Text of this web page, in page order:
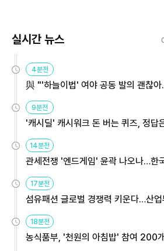
실시간 뉴스
4분전
與 "'하늘이법' 여야 공동 발의 괜찮
9분전
'캐시딜' 캐시워크 돈 버는 퀴즈, 정답
14분전
관세전쟁 '엔드게임' 윤곽 나오나…한
17분전
섬유패션 글로벌 경쟁력 키운다…산
18분전
농식품부, '천원의 아침밥' 참여 200